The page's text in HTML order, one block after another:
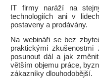
IT firmy naráží na
technologiích ani v
postaveny a prodávány.
Na webináři se bez
praktickými
posunout dál a jak
větším objemu práce,
zákazníky dlouhodobější.